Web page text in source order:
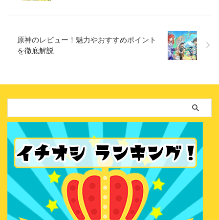
原神のレビュー！魅力やおすすめポイント
を徹底解説